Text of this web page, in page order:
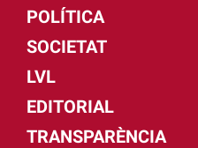
POLÍTICA
SOCIETAT
LVL
EDITORIAL
TRANSPARÈNCIA